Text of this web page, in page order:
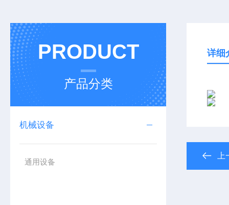
PRODUCT
产品分类
机械设备
通用设备
详细